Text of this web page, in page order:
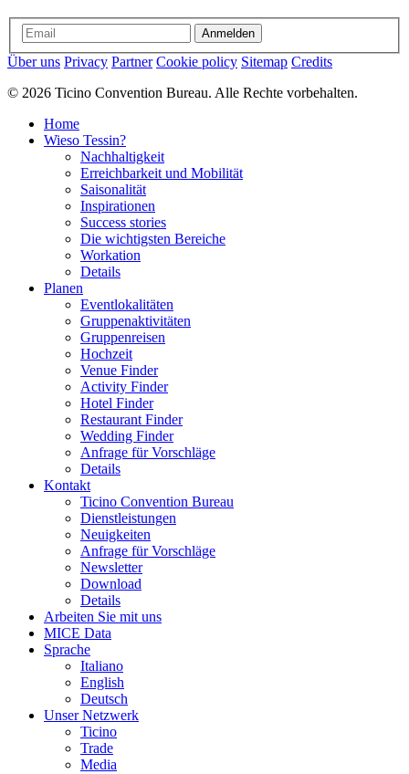
Anmelden
Über uns Privacy Partner Cookie policy Sitemap Credits
© 2026 Ticino Convention Bureau. Alle Rechte vorbehalten.
Home
Wieso Tessin?
Nachhaltigkeit
Erreichbarkeit und Mobilität
Saisonalität
Inspirationen
Success stories
Die wichtigsten Bereiche
Workation
Details
Planen
Eventlokalitäten
Gruppenaktivitäten
Gruppenreisen
Hochzeit
Venue Finder
Activity Finder
Hotel Finder
Restaurant Finder
Wedding Finder
Anfrage für Vorschläge
Details
Kontakt
Ticino Convention Bureau
Dienstleistungen
Neuigkeiten
Anfrage für Vorschläge
Newsletter
Download
Details
Arbeiten Sie mit uns
MICE Data
Sprache
Italiano
English
Deutsch
Unser Netzwerk
Ticino
Trade
Media